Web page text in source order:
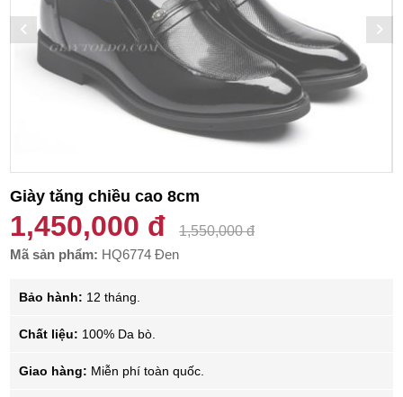
Giày tăng chiều cao 8cm
1,450,000 đ
1,550,000 đ
Mã sản phẩm: HQ6774 Đen
Bảo hành: 12 tháng.
Chất liệu: 100% Da bò.
Giao hàng: Miễn phí toàn quốc.